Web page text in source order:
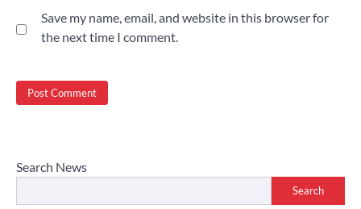
Save my name, email, and website in this browser for
the next time I comment.
Search News
Search